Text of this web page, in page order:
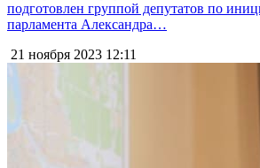
подготовлен группой депутатов по
парламента Александра…
21 ноября 2023 12:11